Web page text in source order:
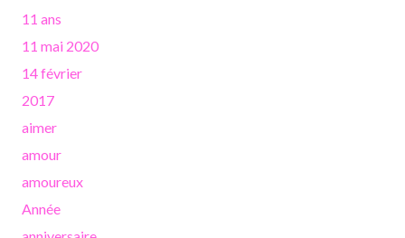
11 ans
11 mai 2020
14 février
2017
aimer
amour
amoureux
Année